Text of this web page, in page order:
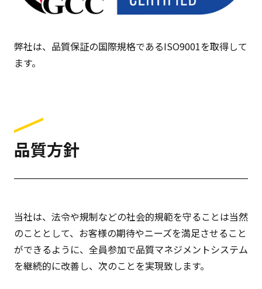
弊社は、品質保証の国際規格であるISO9001を取得して
ます。
品質方針
当社は、法令や規制などの社会的規範を守ることは当然
のこととして、お客様の期待やニーズを満足させること
ができるように、全員参加で品質マネジメントシステム
を継続的に改善し、次のことを実現致します。